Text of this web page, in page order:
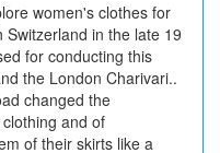
women's clothes for
in the late 19
for conducting this
the London Charivari..
changed the
and of
of their skirts like a